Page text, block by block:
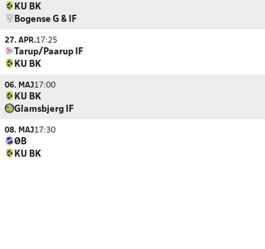
KU BK
Bogense G & IF
27. APR.17:25
Tarup/Paarup IF
KU BK
06. MAJ17:00
KU BK
Glamsbjerg IF
08. MAJ17:30
ØB
KU BK